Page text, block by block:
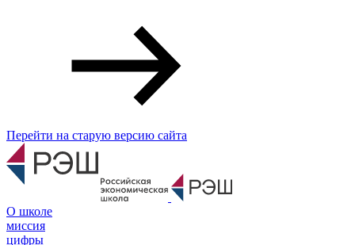
Перейти на старую версию сайта
О школе
миссия
цифры